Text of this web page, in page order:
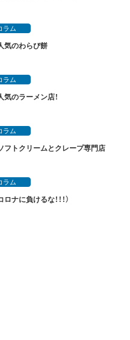
ラム
気のわらび餅
ラム
気のラーメン店！
ラム
フトクリームとクレープ専門店
ラム
ナに負けるな！！！）